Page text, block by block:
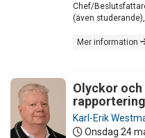
Chef/
(även
Mer information
Olyckor
Karl-Erik
Onsdag 24